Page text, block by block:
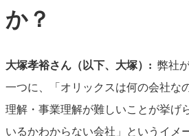
か？
大塚孝裕さん（以下、大塚）: 弊社
一つに、「オリックスは何の会社な
理解・事業理解が難しいことが挙げ
いるかわからない会社」というイメ